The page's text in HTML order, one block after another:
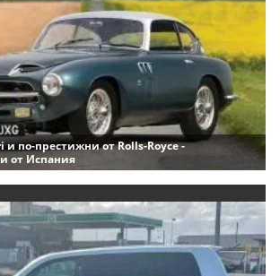
и по-престижни от Rolls-Royce -
от Испания